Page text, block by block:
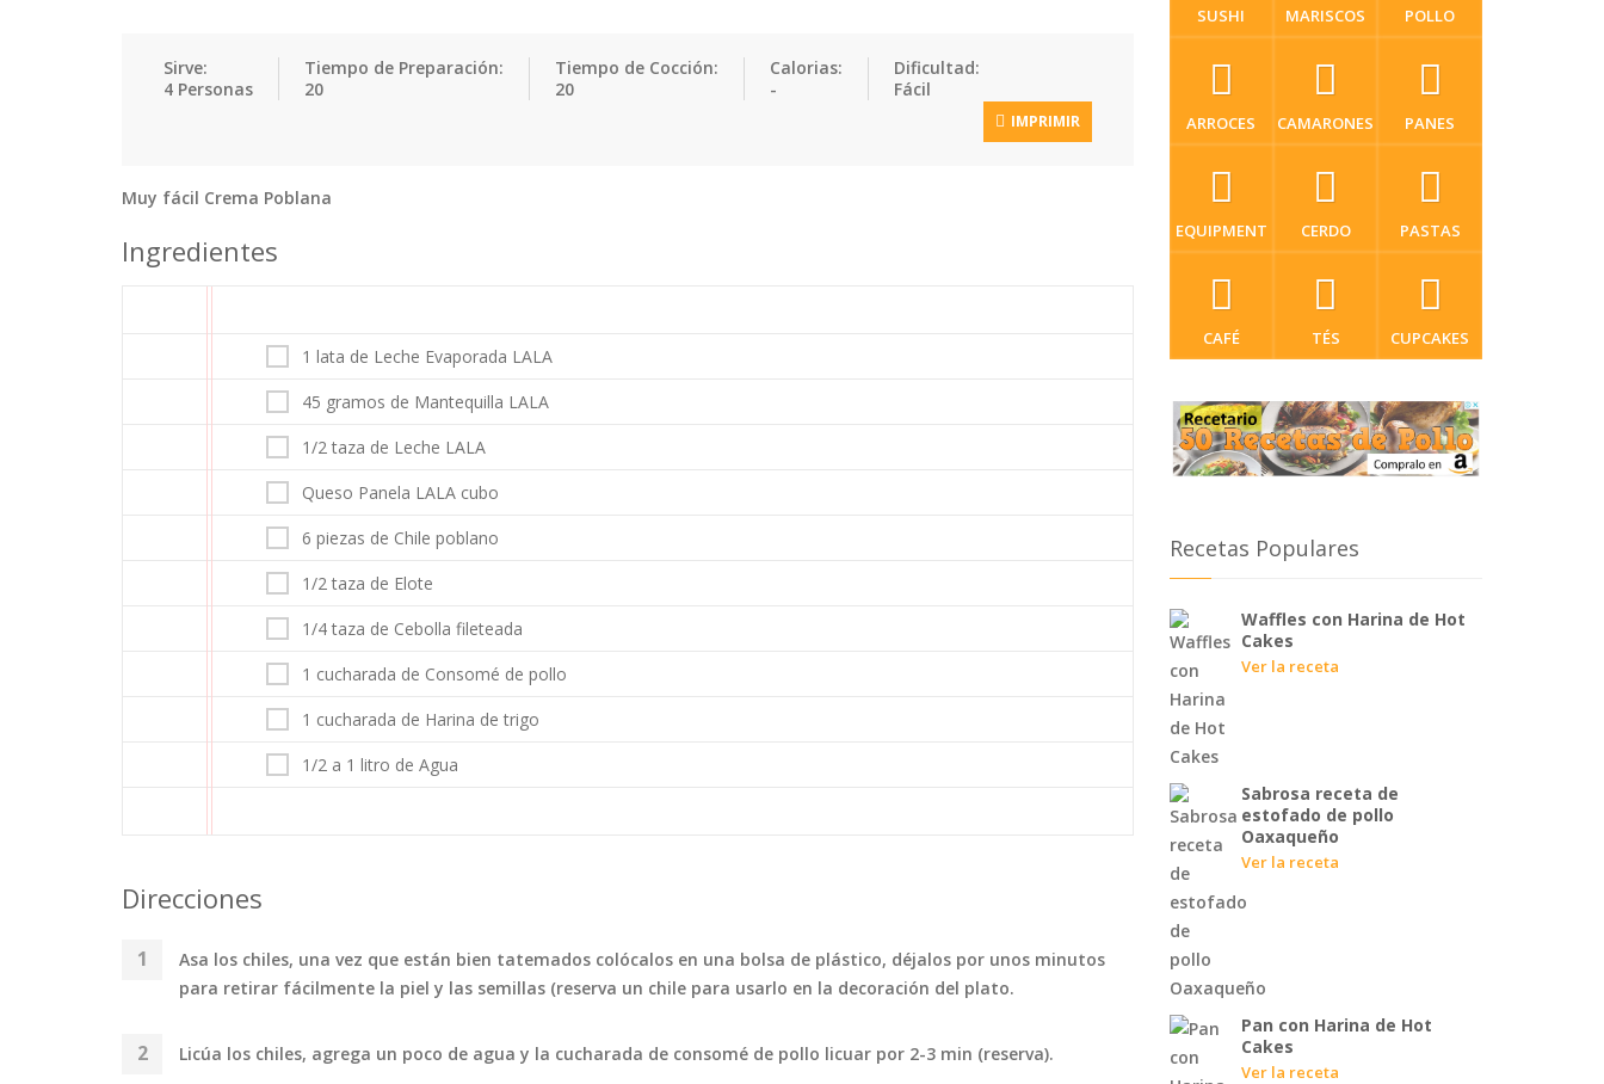
Sirve:
4 Personas
Tiempo de Preparación:
20
Tiempo de Cocción:
20
Calorias:
-
Dificultad:
Fácil
IMPRIMIR
Muy fácil Crema Poblana
Ingredientes
1 lata de Leche Evaporada LALA
45 gramos de Mantequilla LALA
1/2 taza de Leche LALA
Queso Panela LALA cubo
6 piezas de Chile poblano
1/2 taza de Elote
1/4 taza de Cebolla fileteada
1 cucharada de Consomé de pollo
1 cucharada de Harina de trigo
1/2 a 1 litro de Agua
Direcciones
Asa los chiles, una vez que están bien tatemados colócalos en una bolsa de plástico, déjalos por unos minutos
para retirar fácilmente la piel y las semillas (reserva un chile para usarlo en la decoración del plato.
Licúa los chiles, agrega un poco de agua y la cucharada de consomé de pollo licuar por 2-3 min (reserva).
SUSHI MARISCOS POLLO
ARROCES CAMARONES PANES
EQUIPMENT CERDO PASTAS
CAFÉ TÉS CUPCAKES
Recetas Populares
Waffles con Harina de Hot
Cakes
Ver la receta
Sabrosa receta de
estofado de pollo
Oaxaqueño
Ver la receta
Pan con Harina de Hot
Cakes
Ver la receta